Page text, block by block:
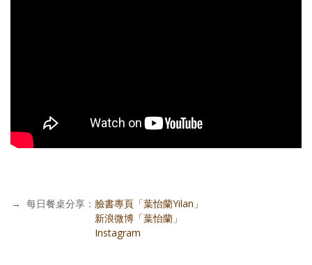
→ 每日餐桌分享： 臉書專頁「葉怡蘭Yilan」
新浪微博「葉怡蘭」
Instagram